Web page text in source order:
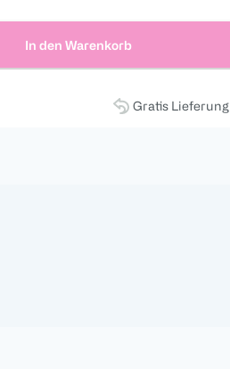
In den Warenkorb
Gratis